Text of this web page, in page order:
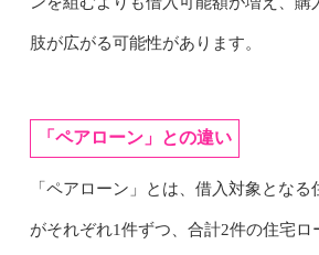
肢が広がる可能性があります。
「ペアローン」との違い
「ペアローン」とは、借入対象とな
がそれぞれ1件ずつ、合計2件の住宅